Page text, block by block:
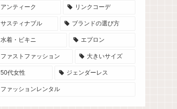
アンティーク リンクコーデ
サスティナブル ブランドの選び方
水着・ビキニ エプロン
ファストファッション 大きいサイズ
50代女性 ジェンダーレス
ファッションレンタル